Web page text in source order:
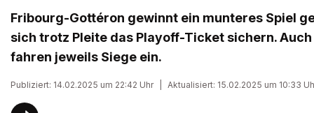
Fribourg-Gottéron gewinnt ein munteres Spiel
sich trotz Pleite das Playoff-Ticket sichern. Auch
fahren jeweils Siege ein.
Publiziert: 14.02.2025 um 22:42 Uhr Aktualisiert: 15.02.2025 um 10:33